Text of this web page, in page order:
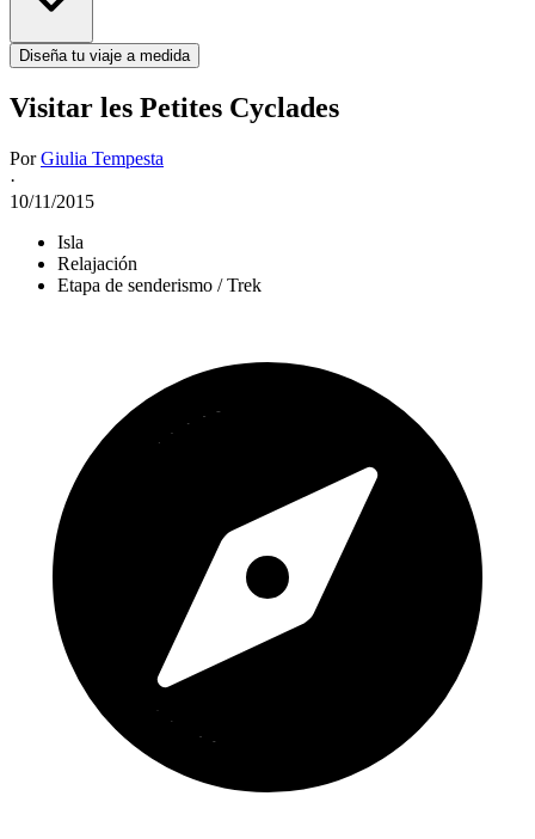
Diseña tu viaje a medida
Visitar les Petites Cyclades
PorGiulia Tempesta
·
10/11/2015
Isla
Relajación
Etapa de senderismo / Trek